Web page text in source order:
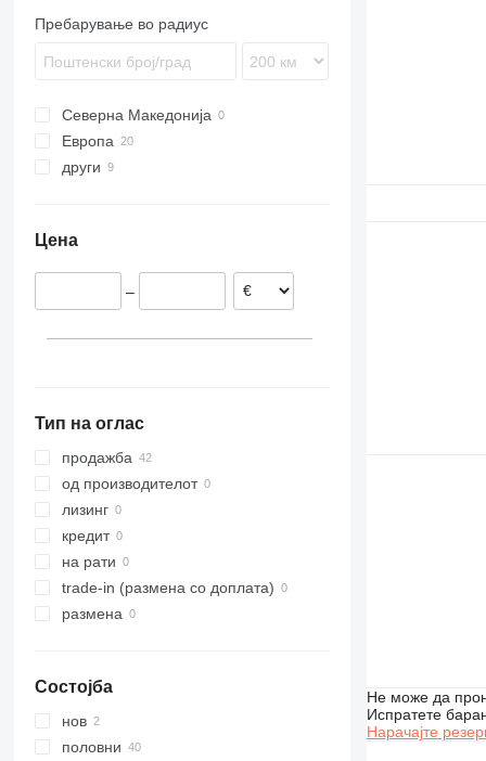
TH220
TH330
TH360
TH407
TH414
TH580
540
541
560
Пребарување во радиус
Северна Македонија
Европа
Романија
други
Цена
–
Тип на оглас
продажба
од производителот
лизинг
кредит
на рати
trade-in (размена со доплата)
размена
Состојба
нов
половни
Не може да
Испратете
Нарачајте